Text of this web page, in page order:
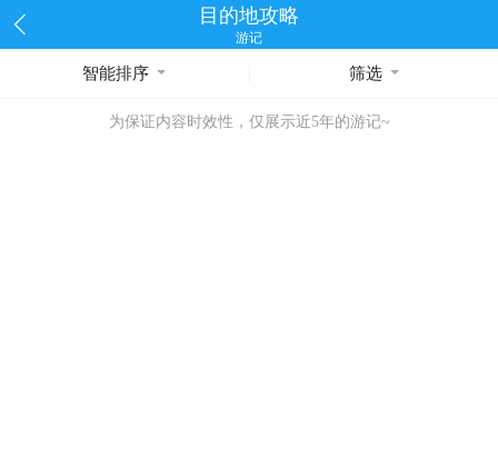
目的地攻略
游记
智能排序 筛选
为保证内容时效性，仅展示近5年的游记~